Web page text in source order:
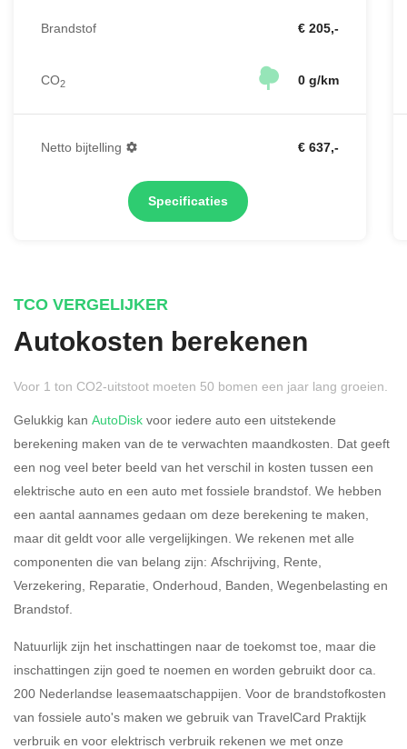
Brandstof € 205,-
CO2 0 g/km
Netto bijtelling € 637,-
Specificaties
Rijdt u meer dan 500
kilometer privé?
Ja Nee
Belastingspercentage
37,07% (Belastbaar tot €
69.399,- )
Eigen bijdrage
TCO VERGELIJKER
Autokosten berekenen
Voor 1 ton CO2-uitstoot moeten 50 bomen een jaar lang groeien.
Gelukkig kan AutoDisk voor iedere auto een uitstekende
berekening maken van de te verwachten maandkosten. Dat geeft
een nog veel beter beeld van het verschil in kosten tussen een
elektrische auto en een auto met fossiele brandstof. We hebben
een aantal aannames gedaan om deze berekening te maken,
maar dit geldt voor alle vergelijkingen. We rekenen met alle
componenten die van belang zijn: Afschrijving, Rente,
Verzekering, Reparatie, Onderhoud, Banden, Wegenbelasting en
Brandstof.
Natuurlijk zijn het inschattingen naar de toekomst toe, maar die
inschattingen zijn goed te noemen en worden gebruikt door ca.
200 Nederlandse leasemaatschappijen. Voor de brandstofkosten
van fossiele auto's maken we gebruik van TravelCard Praktijk
verbruik en voor elektrisch verbruik rekenen we met onze